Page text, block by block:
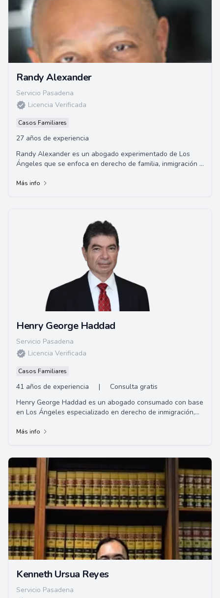
Randy Alexander
Servicio Pasadena
Licencia Verificada
Casos Familiares
27 años de experiencia
Randy Alexander es un abogado experimentado de Los
Ángeles que se enfoca en derecho de familia, inmigración y
Más info
Henry George Haddad
Servicio Pasadena
Licencia Verificada
Casos Familiares
41 años de experiencia |
Consulta gratis
Henry George Haddad es un abogado consumado con base
en Los Ángeles especializado en derecho de inmigración,
Más info
Kenneth Ursua Reyes
Servicio Pasadena